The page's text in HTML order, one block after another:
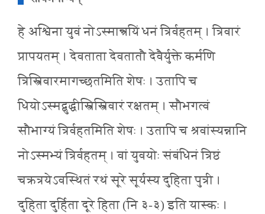
हे अश्विना युवं नोऽस्मान्न्रयिं धनं त्रिर्वहतम् । त्रिवारं
प्रापयतम् । देवताता देवतातौ देवैर्युक्ते कर्मणि
त्रिस्त्रिवारमागच्छतमिति शेषः । उतापि च
धियोऽस्मद्बुद्धीस्त्रिस्त्रिवारं रक्षतम् । सौभगत्वं
सौभाग्यं त्रिर्वहतमिति शेषः । उतापि च श्रवांस्यन्नानि
नोऽस्मभ्यं त्रिर्वहतम् । वां युवयोः संबंधिनं त्रिष्ठं
चक्रत्रयेऽवस्थितं रथं सूरे सूर्यस्य दुहिता पुत्री ।
दुहिता दुर्हिता दूरे हिता (नि ३-३) इति यास्कः ।